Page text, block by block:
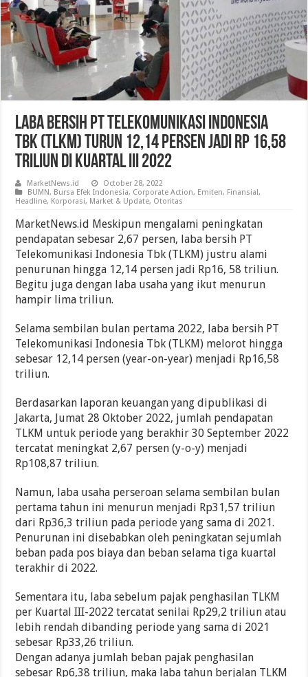
Laba Bersih PT Telekomunikasi Indonesia
Tbk (TLKM) Turun 12,14 Persen Jadi Rp 16,58
Triliun Di Kuartal III 2022
MarketNews.id
October 28, 2022
BUMN, Bursa Efek Indonesia, Corporate Action, Emiten, Finansial,
Headline, Korporasi, Market & Update, Otoritas
MarketNews.id Meskipun mengalami peningkatan
pendapatan sebesar 2,67 persen, laba bersih PT
Telekomunikasi Indonesia Tbk (TLKM) justru alami
penurunan hingga 12,14 persen jadi Rp16, 58 triliun.
Begitu juga dengan laba usaha yang ikut menurun
hampir lima triliun.
Selama sembilan bulan pertama 2022, laba bersih PT
Telekomunikasi Indonesia Tbk (TLKM) melorot hingga
sebesar 12,14 persen (year-on-year) menjadi Rp16,58
triliun.
Berdasarkan laporan keuangan yang dipublikasi di
Jakarta, Jumat 28 Oktober 2022, jumlah pendapatan
TLKM untuk periode yang berakhir 30 September 2022
tercatat meningkat 2,67 persen (y-o-y) menjadi
Rp108,87 triliun.
Namun, laba usaha perseroan selama sembilan bulan
pertama tahun ini menurun menjadi Rp31,57 triliun
dari Rp36,3 triliun pada periode yang sama di 2021.
Penurunan ini disebabkan oleh peningkatan sejumlah
beban pada pos biaya dan beban selama tiga kuartal
terakhir di 2022.
Sementara itu, laba sebelum pajak penghasilan TLKM
per Kuartal III-2022 tercatat senilai Rp29,2 triliun atau
lebih rendah dibanding periode yang sama di 2021
sebesar Rp33,26 triliun.
Dengan adanya jumlah beban pajak penghasilan
sebesar Rp6,38 triliun, maka laba tahun berjalan TLKM